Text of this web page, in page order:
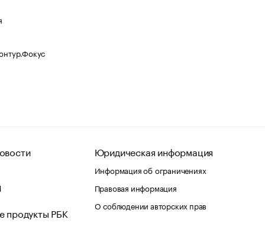
продукты РБК
Юридическая информация
Информация об ограничениях
Правовая информация
О соблюдении авторских прав